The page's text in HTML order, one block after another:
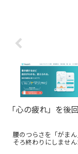
「心の疲れ」を後
腰のつらさを「がま
そろ終わりにしません